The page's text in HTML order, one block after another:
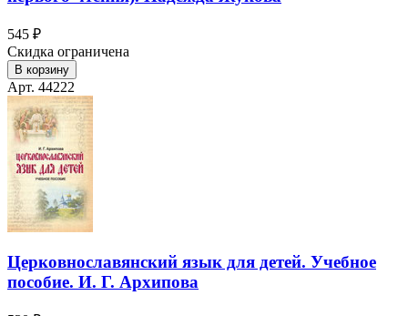
545 ₽
Скидка ограничена
В корзину
Арт. 44222
Церковнославянский язык для детей. Учебное
пособие. И. Г. Архипова